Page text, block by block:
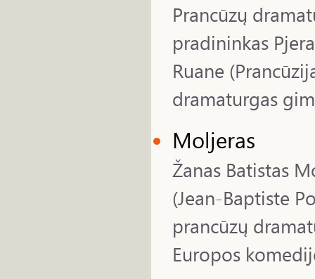
Prancūzų
pradininkas
Ruane
dramaturgas
Moljeras
Žanas Batistas
(Jean-Baptiste
prancūzų
Europos